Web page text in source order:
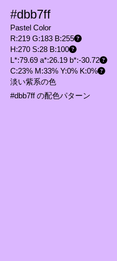
#dbb7ff
Pastel Color
R:219 G:183 B:255
H:270 S:28 B:100
L*:79.69 a*:26.19 b*:-30.72
C:23% M:33% Y:0% K:0%
淡い紫系の色
#dbb7ff の配色パターン